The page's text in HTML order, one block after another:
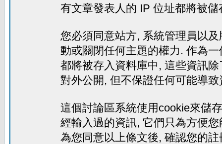
有文章發表人的 IP 位址都將被
您必須同意站方, 系統管理員以
動或關閉任何主題的權力. 作為
都將被存入資料庫中, 這些資訊
對外公開, 但不保證任何可能導
這個討論區系統使用cookie來儲
經輸入過的資訊, 它們只為方便
為您同意以上條文後, 確認您的